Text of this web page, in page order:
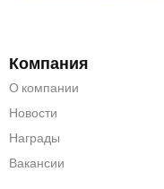
Компания
О компании
Новости
Награды
Вакансии